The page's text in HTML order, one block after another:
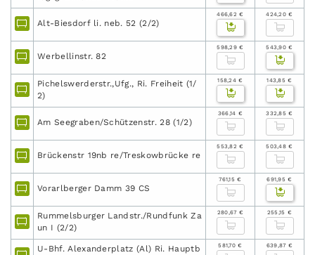
Alt-Biesdorf li. neb. 52 (2/2)
466,62 € 424,20 €
Werbellinstr. 82
598,29 € 543,90 €
Pichelswerderstr.,Ufg., Ri. Freiheit (1/
2)
158,24 € 143,85 €
Am Seegraben/Schützenstr. 28 (1/2)
366,14 € 332,85 €
Brückenstr 19nb re/Treskowbrücke re
553,82 € 503,48 €
Vorarlberger Damm 39 CS
761,15 € 691,95 €
Rummelsburger Landstr./Rundfunk Za
un I (2/2)
280,67 € 255,15 €
U-Bhf. Alexanderplatz (Al) Ri. Hauptb
581,70 € 639,87 €